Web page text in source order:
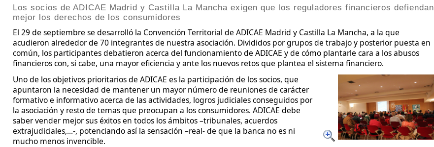
Los socios de ADICAE Madrid y Castilla La Mancha exigen que los reguladores financieros defiendan
mejor los derechos de los consumidores
El 29 de septiembre se desarrolló la Convención Territorial de ADICAE Madrid y Castilla La Mancha, a la que
acudieron alrededor de 70 integrantes de nuestra asociación. Divididos por grupos de trabajo y posterior puesta en
común, los participantes debatieron acerca del funcionamiento de ADICAE y de cómo plantarle cara a los abusos
financieros con, si cabe, una mayor eficiencia y ante los nuevos retos que plantea el sistema financiero.
Uno de los objetivos prioritarios de ADICAE es la participación de los socios, que
apuntaron la necesidad de mantener un mayor número de reuniones de carácter
formativo e informativo acerca de las actividades, logros judiciales conseguidos por
la asociación y resto de temas que preocupan a los consumidores. ADICAE debe
saber vender mejor sus éxitos en todos los ámbitos –tribunales, acuerdos
extrajudiciales,...-, potenciando así la sensación –real- de que la banca no es ni
mucho menos invencible.